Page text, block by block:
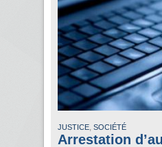
JUSTICE, SOCIÉTÉ
Arrestation